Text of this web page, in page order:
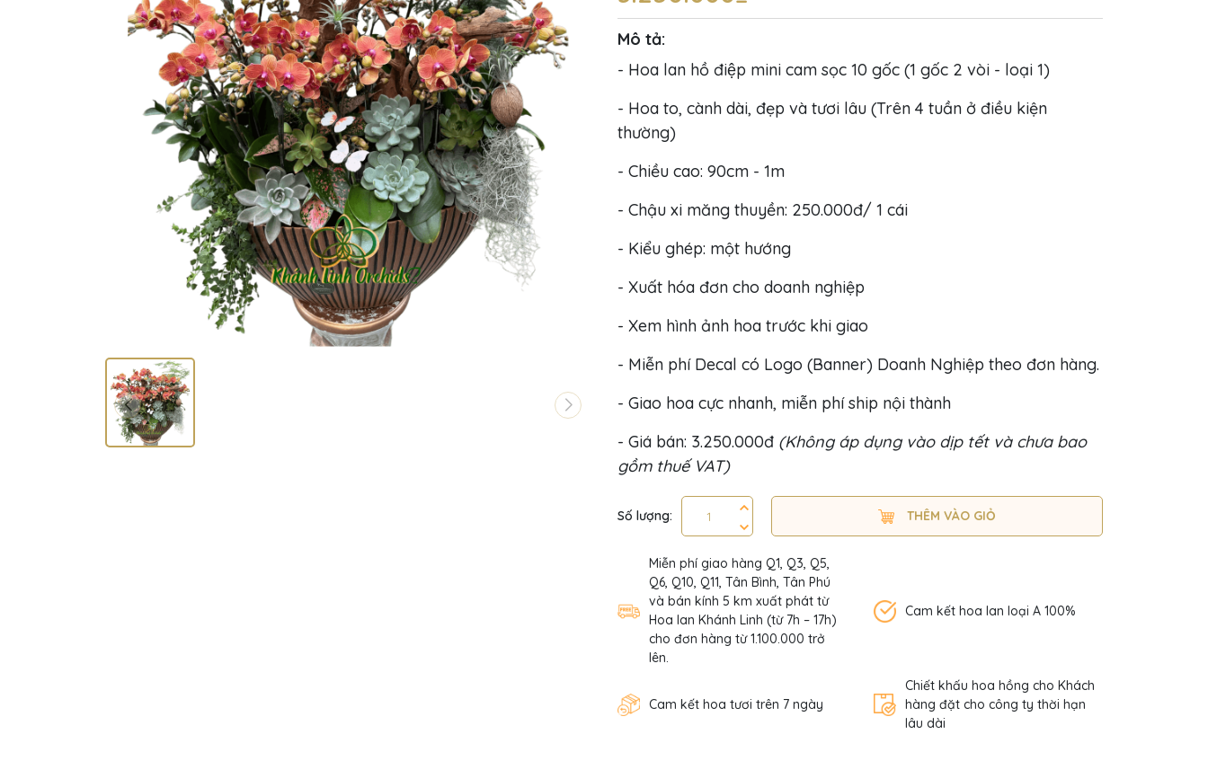
Mô tả:
- Hoa lan hồ điệp mini cam sọc 10 gốc (1 gốc 2 vòi - loại 1)
- Hoa to, cành dài, đẹp và tươi lâu (Trên 4 tuần ở điều kiện
thường)
- Chiều cao: 90cm - 1m
- Chậu xi măng thuyền: 250.000đ/ 1 cái
- Kiểu ghép: một hướng
- Xuất hóa đơn cho doanh nghiệp
- Xem hình ảnh hoa trước khi giao
- Miễn phí Decal có Logo (Banner) Doanh Nghiệp theo đơn hàng.
- Giao hoa cực nhanh, miễn phí ship nội thành
- Giá bán: 3.250.000đ (Không áp dụng vào dịp tết và chưa bao
gồm thuế VAT)
Số lượng: THÊM VÀO GIỎ
Miễn phí giao hàng Q1, Q3, Q5,
Q6, Q10, Q11, Tân Bình, Tân Phú
và bán kính 5 km xuất phát từ
Hoa lan Khánh Linh (từ 7h – 17h)
cho đơn hàng từ 1.100.000 trở
lên.
Cam kết hoa lan loại A 100%
Cam kết hoa tươi trên 7 ngày
Chiết khấu hoa hồng cho Khách
hàng đặt cho công ty thời hạn
lâu dài